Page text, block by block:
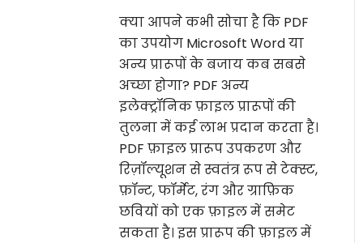
क्या आपने कभी सोचा है कि PDF
का उपयोग Microsoft Word या
अन्य प्रारूपों के बजाय कब सबसे
अच्छा होगा? PDF अन्य
इलेक्ट्रॉनिक फ़ाइल प्रारूपों की
तुलना में कई लाभ प्रदान करता है।
PDF फ़ाइल प्रारूप उपकरण और
रिज़ॉल्यूशन से स्वतंत्र रूप से टेक्स्ट,
फ़ॉन्ट, फॉर्मेट, रंग और ग्राफ़िक
छवियों को एक फ़ाइल में समेट
सकता है। इस प्रारूप की फ़ाइल में